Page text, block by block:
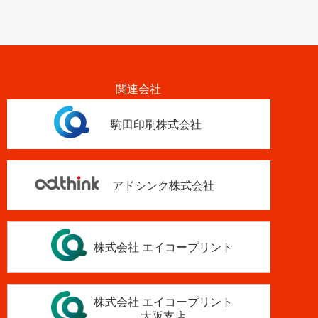
関連会社
駒田印刷株式会社
アドシンク株式会社
株式会社 エイコープリント
株式会社 エイコープリント